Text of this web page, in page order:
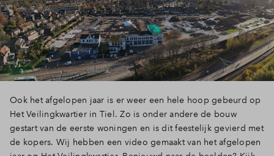
Ook het afgelopen jaar is er weer een hele hoop gebeurd op
Het Veilingkwartier in Tiel. Zo is onder andere de bouw
gestart van de eerste woningen en is dit feestelijk gevierd met
de kopers. Wij hebben een video gemaakt van het afgelopen